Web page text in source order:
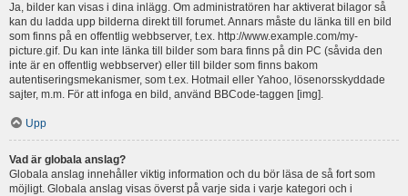
Ja, bilder kan visas i dina inlägg. Om administratören har aktiverat bilagor så
kan du ladda upp bilderna direkt till forumet. Annars måste du länka till en bild
som finns på en offentlig webbserver, t.ex. http://www.example.com/my-
picture.gif. Du kan inte länka till bilder som bara finns på din PC (såvida den
inte är en offentlig webbserver) eller till bilder som finns bakom
autentiseringsmekanismer, som t.ex. Hotmail eller Yahoo, lösenorsskyddade
sajter, m.m. För att infoga en bild, använd BBCode-taggen [img].
Upp
Vad är globala anslag?
Globala anslag innehåller viktig information och du bör läsa de så fort som
möjligt. Globala anslag visas överst på varje sida i varje kategori och i